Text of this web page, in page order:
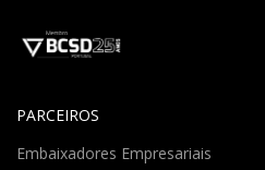
PARCEIROS
Embaixadores Empresariais